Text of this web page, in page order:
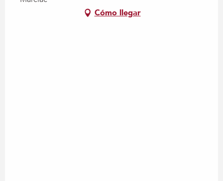
Cómo llegar